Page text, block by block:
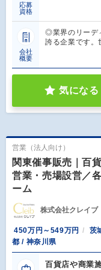
応募
資格
会社
概要
◎業界のリーデ
誇る企業です。
気になる
営業（法人向け）
関東催事販売｜百
営業・売場設営／
ーム
株式会社クレイブ
450万円～549万円
茨
都 / 神奈川県
百貨店や商業